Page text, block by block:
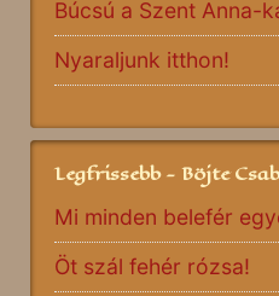
Búcsú a Szent Anna-
Nyaraljunk itthon!
Legfrissebb - Böjte
Mi minden belefér
Öt szál fehér rózsa!